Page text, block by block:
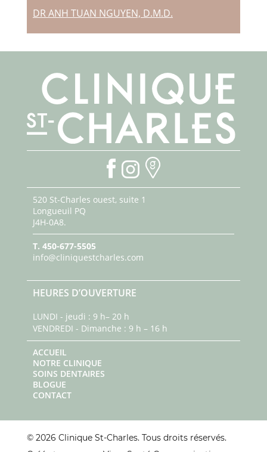
DR ANH TUAN NGUYEN, D.M.D.
520 St-Charles ouest, suite 1
Longueuil PQ
J4H-0A8.
T. 450-677-5505
info@cliniquestcharles.com
HEURES D’OUVERTURE
LUNDI - jeudi : 9 h– 20 h
VENDREDI - Dimanche : 9 h – 16 h
ACCUEIL
NOTRE CLINIQUE
SOINS DENTAIRES
BLOGUE
CONTACT
© 2026 Clinique St-Charles. Tous droits réservés.